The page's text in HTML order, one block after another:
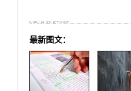
最新图文：